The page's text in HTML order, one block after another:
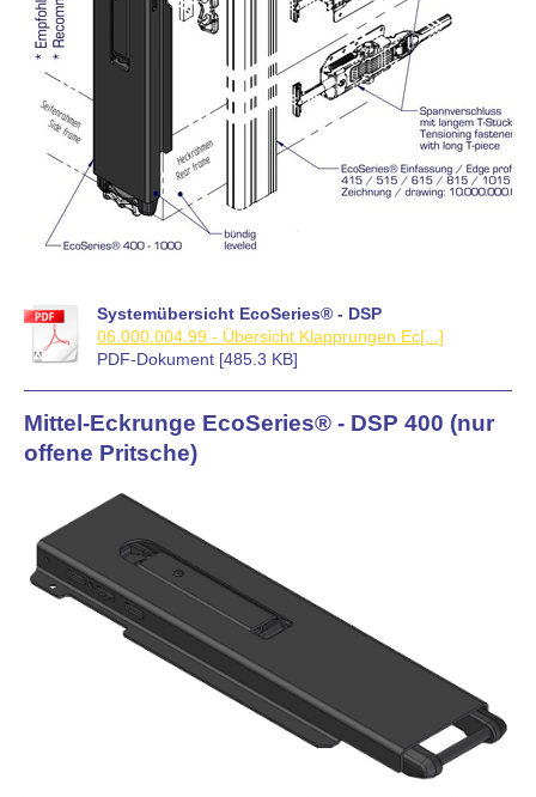
Systemübersicht EcoSeries® - DSP
06.000.004.99 - Übersicht Klapprungen Ec[...]
PDF-Dokument [485.3 KB]
Mittel-Eckrunge EcoSeries® - DSP 400 (nur
offene Pritsche)